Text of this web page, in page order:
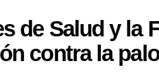
de Salud y la
contra la